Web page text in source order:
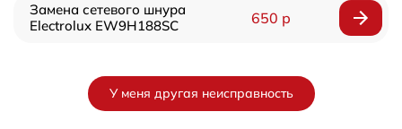
Замена сетевого шнура
Electrolux EW9H188SC
650 р
У меня другая неисправность